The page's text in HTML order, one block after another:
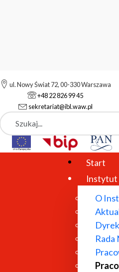
ul. Nowy Świat 72, 00-330 Warszawa
+48 22 826 99 45
sekretariat@ibl.waw.pl
Szukaj
Start
Instytut
O
Rada
Instytut